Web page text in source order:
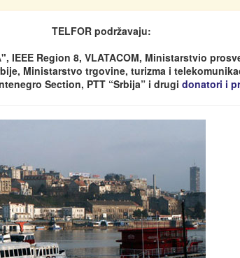
TELFOR podržavaju:
IEEE Region 8, VLATACOM, Ministarstvio
Ministarstvo trgovine, turizma i
Section, PTT “Srbija” i drugidonatori i